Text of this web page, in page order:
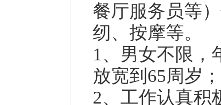
餐厅服务员等
纫、按摩等。
1、男女不限，
放宽到65周岁；
2、工作认真积